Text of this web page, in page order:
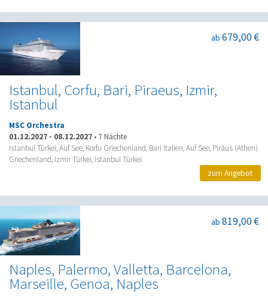
Istanbul, Corfu, Bari, Piraeus, Izmir,
Istanbul
ab 679,00 €
MSC Orchestra
01.12.2027 - 08.12.2027 • 7 Nächte
Istanbul Türkei, Auf See, Korfu Griechenland, Bari Italien, Auf See, Piräus (Athen)
Griechenland, Izmir Türkei, Istanbul Türkei
zum Angebot
Naples, Palermo, Valletta, Barcelona,
Marseille, Genoa, Naples
ab 819,00 €